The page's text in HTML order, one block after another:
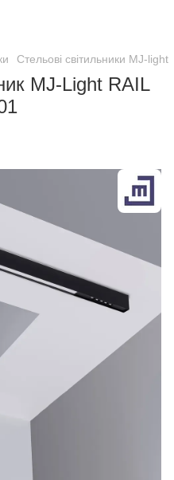
Стельові світильники MJ-light
MJ-Light RAIL